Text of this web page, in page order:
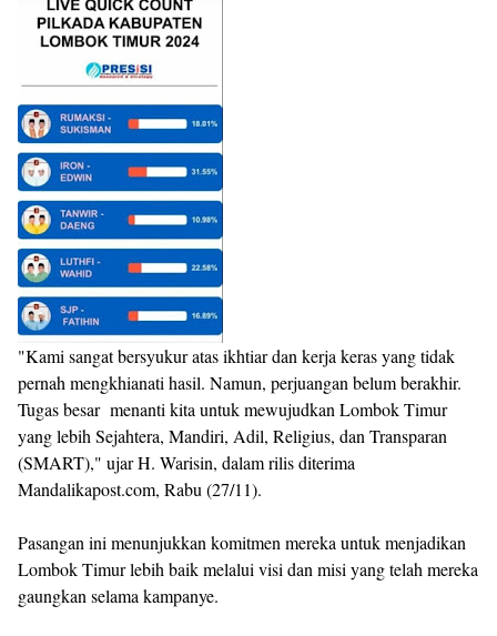
"Kami sangat bersyukur atas ikhtiar dan kerja keras yang tidak
pernah mengkhianati hasil. Namun, perjuangan belum berakhir.
Tugas besar menanti kita untuk mewujudkan Lombok Timur
yang lebih Sejahtera, Mandiri, Adil, Religius, dan Transparan
(SMART)," ujar H. Warisin, dalam rilis diterima
Mandalikapost.com, Rabu (27/11).
Pasangan ini menunjukkan komitmen mereka untuk menjadikan
Lombok Timur lebih baik melalui visi dan misi yang telah mereka
gaungkan selama kampanye.